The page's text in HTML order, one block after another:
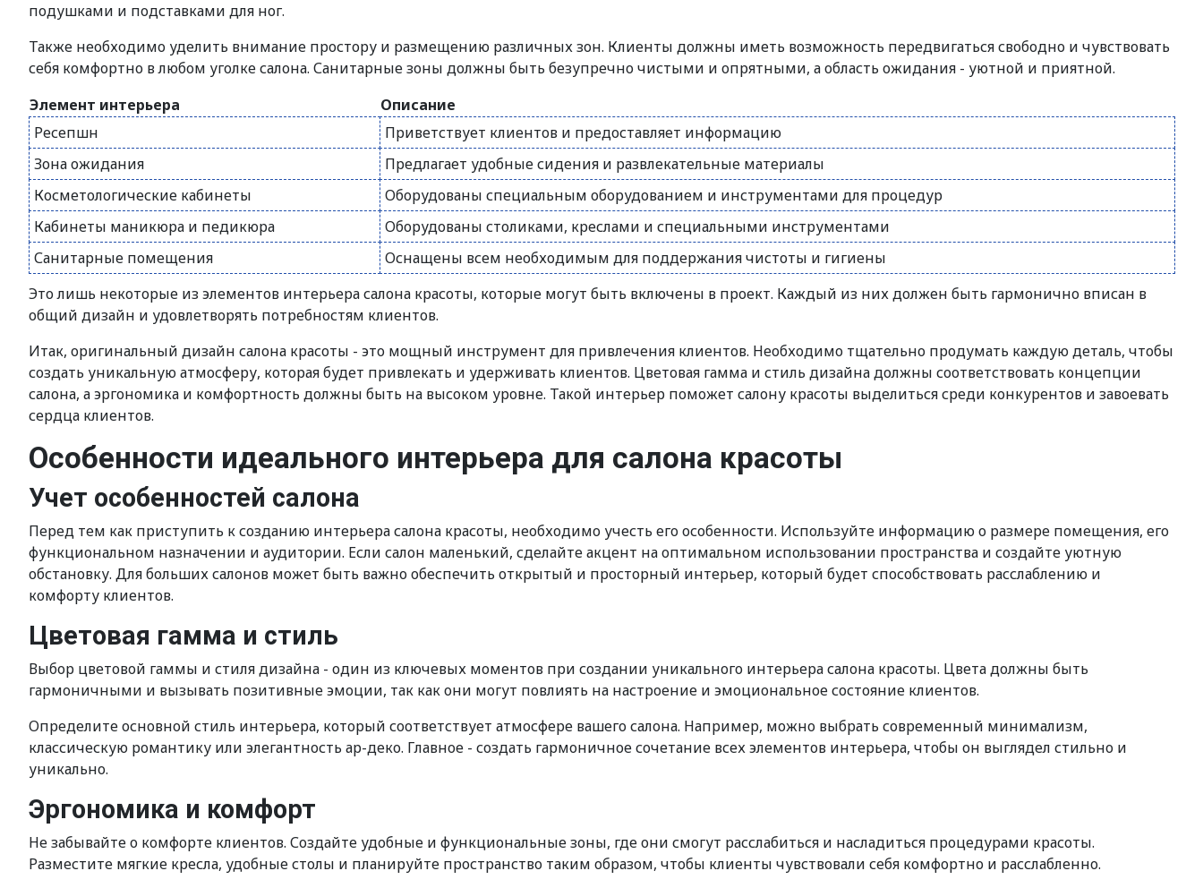
подушками и подставками для ног.
Также необходимо уделить внимание простору и размещению различных зон. Клиенты должны иметь возможность передвигаться свободно и чувствовать
себя комфортно в любом уголке салона. Санитарные зоны должны быть безупречно чистыми и опрятными, а область ожидания - уютной и приятной.
Элемент интерьера
Описание
Ресепшн
Приветствует клиентов и предоставляет информацию
Зона ожидания
Предлагает удобные сидения и развлекательные материалы
Косметологические кабинеты
Оборудованы специальным оборудованием и инструментами для процедур
Кабинеты маникюра и педикюра
Оборудованы столиками, креслами и специальными инструментами
Санитарные помещения
Оснащены всем необходимым для поддержания чистоты и гигиены
Это лишь некоторые из элементов интерьера салона красоты, которые могут быть включены в проект. Каждый из них должен быть гармонично вписан в
общий дизайн и удовлетворять потребностям клиентов.
Итак, оригинальный дизайн салона красоты - это мощный инструмент для привлечения клиентов. Необходимо тщательно продумать каждую деталь, чтобы
создать уникальную атмосферу, которая будет привлекать и удерживать клиентов. Цветовая гамма и стиль дизайна должны соответствовать концепции
салона, а эргономика и комфортность должны быть на высоком уровне. Такой интерьер поможет салону красоты выделиться среди конкурентов и завоевать
сердца клиентов.
Особенности идеального интерьера для салона красоты
Учет особенностей салона
Перед тем как приступить к созданию интерьера салона красоты, необходимо учесть его особенности. Используйте информацию о размере помещения, его
функциональном назначении и аудитории. Если салон маленький, сделайте акцент на оптимальном использовании пространства и создайте уютную
обстановку. Для больших салонов может быть важно обеспечить открытый и просторный интерьер, который будет способствовать расслаблению и
комфорту клиентов.
Цветовая гамма и стиль
Выбор цветовой гаммы и стиля дизайна - один из ключевых моментов при создании уникального интерьера салона красоты. Цвета должны быть
гармоничными и вызывать позитивные эмоции, так как они могут повлиять на настроение и эмоциональное состояние клиентов.
Определите основной стиль интерьера, который соответствует атмосфере вашего салона. Например, можно выбрать современный минимализм,
классическую романтику или элегантность ар-деко. Главное - создать гармоничное сочетание всех элементов интерьера, чтобы он выглядел стильно и
уникально.
Эргономика и комфорт
Не забывайте о комфорте клиентов. Создайте удобные и функциональные зоны, где они смогут расслабиться и насладиться процедурами красоты.
Разместите мягкие кресла, удобные столы и планируйте пространство таким образом, чтобы клиенты чувствовали себя комфортно и расслабленно.